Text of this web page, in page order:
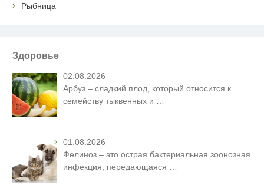
Рыбница
Здоровье
02.08.2026
Арбуз – сладкий плод, который относится к
семейству тыквенных и …
01.08.2026
Фелиноз – это острая бактериальная зоонозная
инфекция, передающаяся